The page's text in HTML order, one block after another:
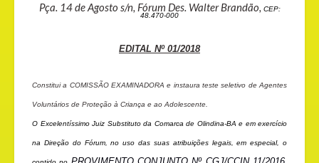
Pça. 14 de Agosto s/n, Fórum Des. Walter Brandão, CEP:
48.470-000
EDITAL Nº 01/2018
Constitui a COMISSÃO EXAMINADORA e instaura teste seletivo de Agentes
Voluntários de Proteção à Criança e ao Adolescente.
O Excelentíssimo Juiz Substituto da Comarca de Olindina-BA e em exercício
na Direção do Fórum, no uso das suas atribuições legais, em especial, o